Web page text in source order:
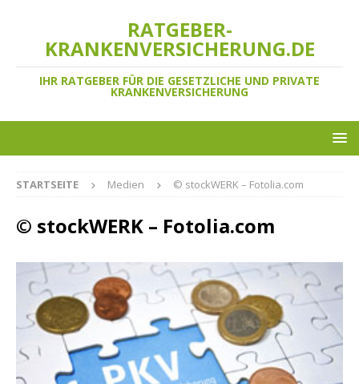
RATGEBER-
KRANKENVERSICHERUNG.DE
IHR RATGEBER FÜR DIE GESETZLICHE UND PRIVATE
KRANKENVERSICHERUNG
STARTSEITE Medien © stockWERK – Fotolia.com
© stockWERK – Fotolia.com